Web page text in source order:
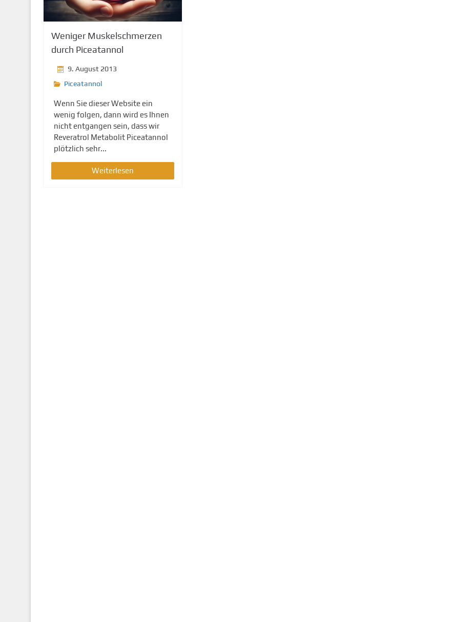
Weniger Muskelschmerzen
durch Piceatannol
9. August 2013
Piceatannol
Wenn Sie dieser Website ein
wenig folgen, dann wird es Ihnen
nicht entgangen sein, dass wir
Reveratrol Metabolit Piceatannol
plötzlich sehr...
Weiterlesen